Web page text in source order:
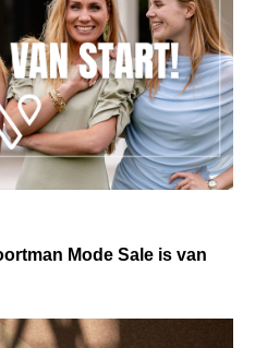
Mode Sale is van